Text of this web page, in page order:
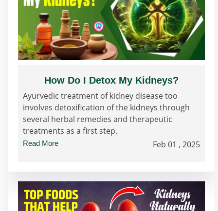
How Do I Detox My Kidneys?
Ayurvedic treatment of kidney disease too
involves detoxification of the kidneys through
several herbal remedies and therapeutic
treatments as a first step.
Read More Feb 01 , 2025